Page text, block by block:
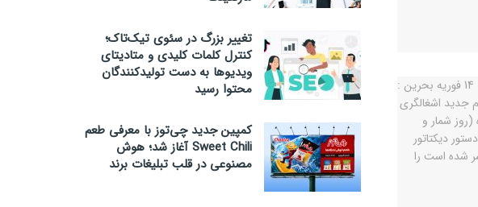
تغییر بزرگ در سئوی تیک‌تاک؛
کنترل کلمات کلیدی و متادیتای
ویدیوها به دست تولیدکنندگان
محتوا رسید
کمپین جدید چی‌توز با معرفی طعم
Sweet Chili آغاز شد؛ هوش
مصنوعی در قلب تبلیغات برند